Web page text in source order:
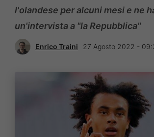
l'olandese per alcuni mesi e ne
un'intervista a "la Repubblica"
Enrico Traini 27 Agosto 2022 -